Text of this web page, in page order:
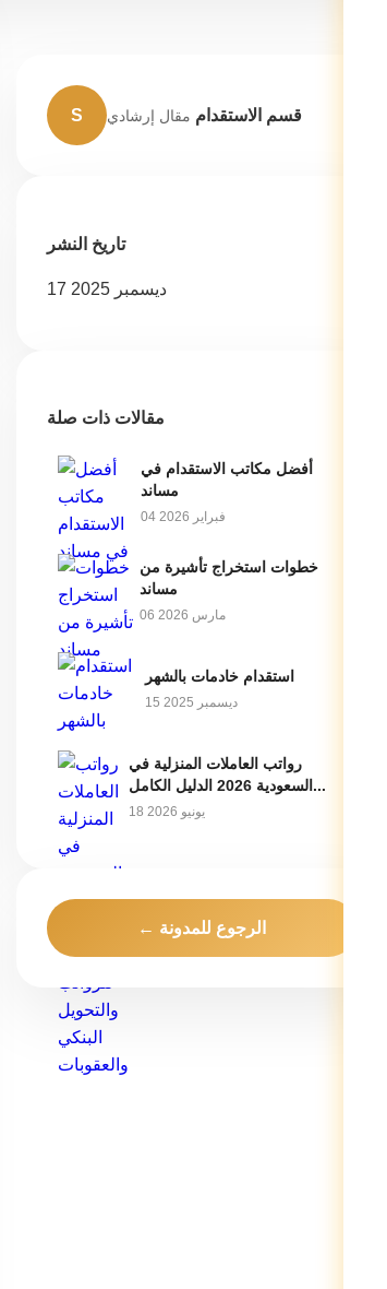
S قسم الاستقدام مقال إرشادي
تاريخ النشر
17 ديسمبر 2025
مقالات ذات صلة
أفضل مكاتب الاستقدام في
مساند
04 فبراير 2026
خطوات استخراج تأشيرة من
مساند
06 مارس 2026
استقدام خادمات بالشهر
15 ديسمبر 2025
رواتب العاملات المنزلية في
السعودية 2026 الدليل الكامل...
18 يونيو 2026
← الرجوع للمدونة